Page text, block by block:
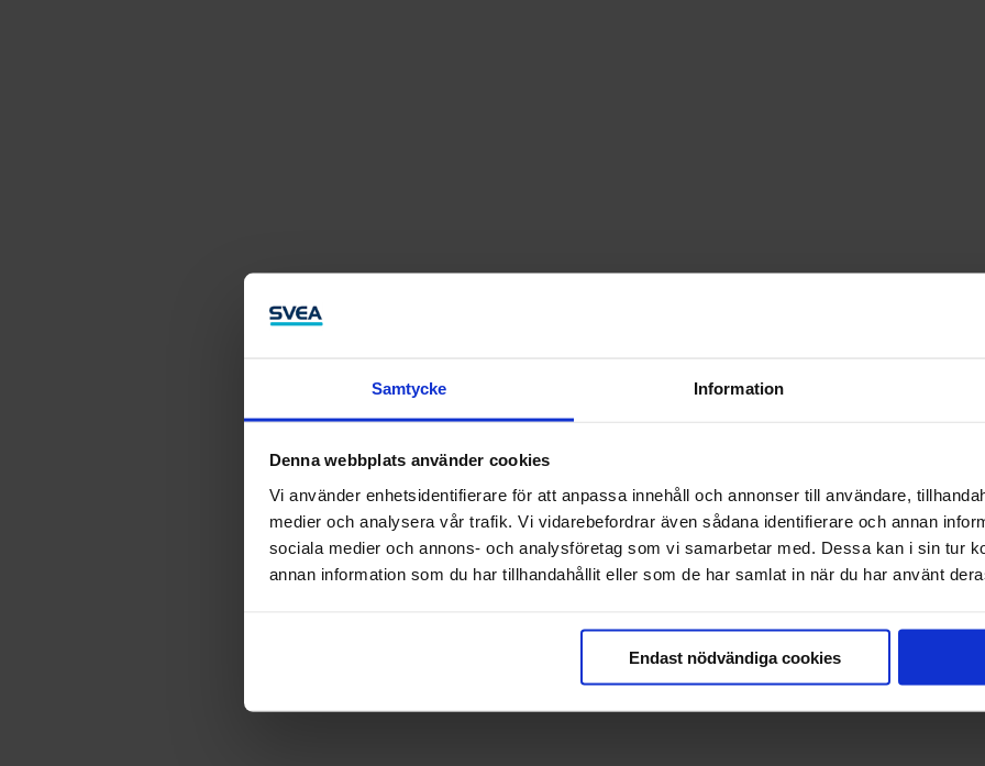
Samtycke Information
Denna webbplats använder cookies
Vi använder enhetsidentifierare för att anpassa innehåll och annonser till användare,
medier och analysera vår trafik. Vi vidarebefordrar även sådana identifierare och annan
sociala medier och annons- och analysföretag som vi samarbetar med. Dessa kan i sin tur
annan information som du har tillhandahållit eller som de har samlat in när du har använt
Endast nödvändiga cookies